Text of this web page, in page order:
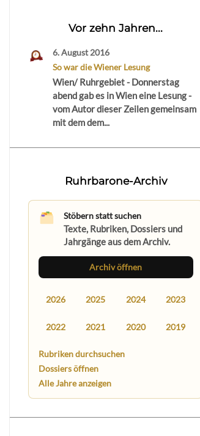
Vor zehn Jahren...
6. August 2016
So war die Wiener Lesung
Wien/ Ruhrgebiet - Donnerstag
abend gab es in Wien eine Lesung -
vom Autor dieser Zeilen gemeinsam
mit dem dem...
Ruhrbarone-Archiv
Stöbern statt suchen
Texte, Rubriken, Dossiers und
Jahrgänge aus dem Archiv.
Archiv öffnen
2026 2025 2024 2023
2022 2021 2020 2019
Rubriken durchsuchen
Dossiers öffnen
Alle Jahre anzeigen